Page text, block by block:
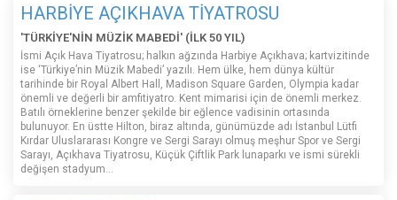
HARBİYE AÇIKHAVA TİYATROSU
'TÜRKİYE'NİN MÜZİK MABEDİ' (İLK 50 YIL)
İsmi Açık Hava Tiyatrosu; halkın ağzında Harbiye Açıkhava; kartvizitinde
ise ‘Türkiye’nin Müzik Mabedi’ yazılı. Hem ülke, hem dünya kültür
tarihinde bir Royal Albert Hall, Madison Square Garden, Olympia kadar
önemli ve değerli bir amfitiyatro. Kent mimarisi için de önemli merkez.
Batılı örneklerine benzer şekilde bir eğlence vadisinin ortasında
bulunuyor. En üstte Hilton, biraz altında, günümüzde adı İstanbul Lütfi
Kırdar Uluslararası Kongre ve Sergi Sarayı olmuş meşhur Spor ve Sergi
Sarayı, Açıkhava Tiyatrosu, Küçük Çiftlik Park lunaparkı ve ismi sürekli
değişen stadyum…